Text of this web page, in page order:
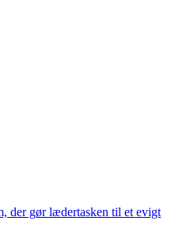
der gør lædertasken til et evigt